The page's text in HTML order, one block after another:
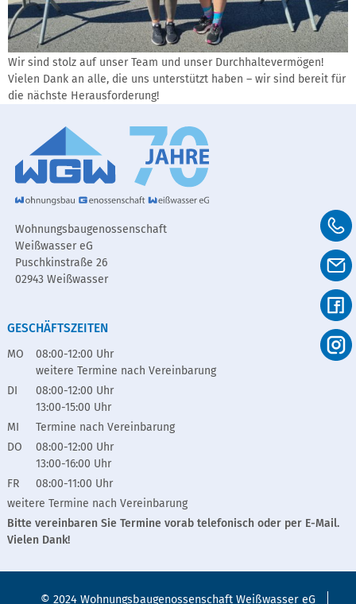
Wir sind stolz auf unser Team und unser Durchhaltevermögen!
Vielen Dank an alle, die uns unterstützt haben – wir sind bereit für
die nächste Herausforderung!
Wohnungsbaugenossenschaft
Weißwasser eG
Puschkinstraße 26
02943 Weißwasser
GESCHÄFTSZEITEN
MO
08:00-12:00 Uhr
weitere Termine nach Vereinbarung
DI
08:00-12:00 Uhr
13:00-15:00 Uhr
MI
Termine nach Vereinbarung
DO
08:00-12:00 Uhr
13:00-16:00 Uhr
FR
08:00-11:00 Uhr
weitere Termine nach Vereinbarung
Bitte vereinbaren Sie Termine vorab telefonisch oder per E-Mail.
Vielen Dank!
© 2024 Wohnungsbaugenossenschaft Weißwasser eG